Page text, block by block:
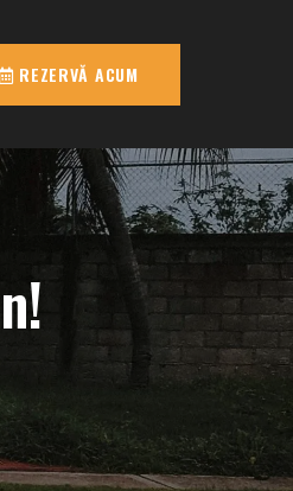
REZERVĂ ACUM